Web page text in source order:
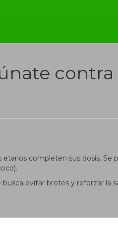
completen sus dosis. Se
evitar brotes y reforzar